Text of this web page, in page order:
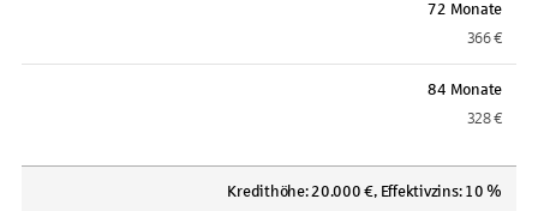
72 Monate
366 €
84 Monate
328 €
Kredithöhe: 20.000 €, Effektivzins: 10 %